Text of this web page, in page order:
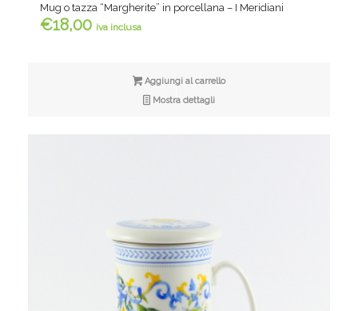
Mug o tazza “Margherite” in porcellana – I Meridiani
€18,00 iva inclusa
Aggiungi al carrello
Mostra dettagli